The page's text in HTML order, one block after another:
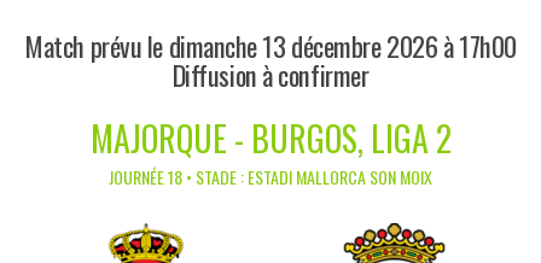
Match prévu le dimanche 13 décembre 2026 à 17h00
Diffusion à confirmer
MAJORQUE - BURGOS, LIGA 2
JOURNÉE 18 • STADE : ESTADI MALLORCA SON MOIX